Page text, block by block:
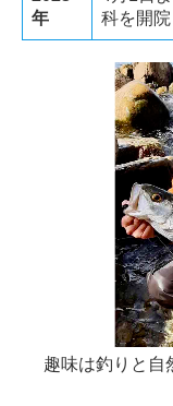
年
科を開院
趣味は釣りと自